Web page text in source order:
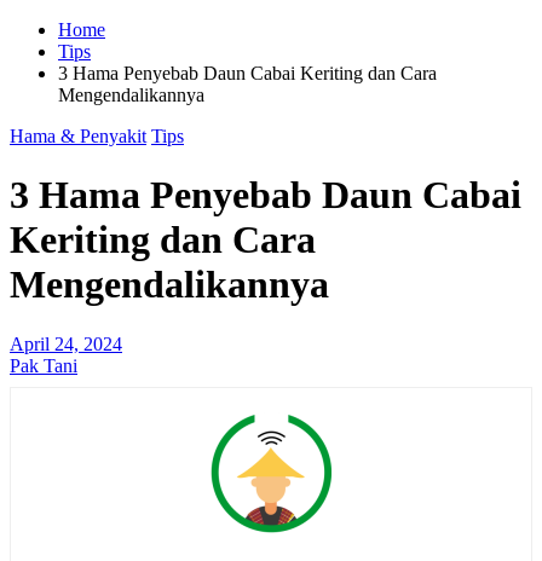
Home
Tips
3 Hama Penyebab Daun Cabai Keriting dan Cara
Mengendalikannya
Hama & Penyakit Tips
3 Hama Penyebab Daun Cabai
Keriting dan Cara
Mengendalikannya
April 24, 2024
Pak Tani